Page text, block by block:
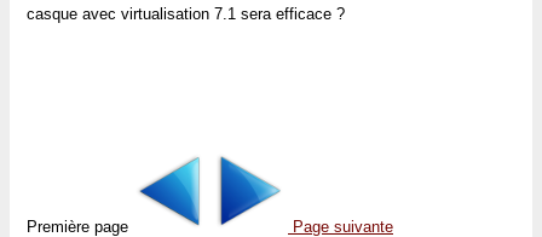
casque avec virtualisation 7.1 sera efficace ?
Première page Page suivante